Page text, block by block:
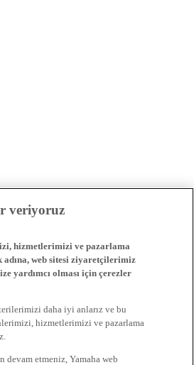
veriyoruz
hizmetlerimizi ve pazarlama
adına, web sitesi ziyaretçilerimiz
yardımcı olması için çerezler
daha iyi anlarız ve bu
hizmetlerimizi ve pazarlama
devam etmeniz, Yamaha web